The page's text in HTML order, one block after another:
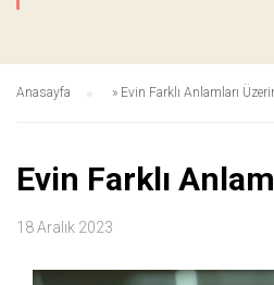
Anasayfa » Evin Farklı Anlamları
Evin Farklı
18 Aralık 2023